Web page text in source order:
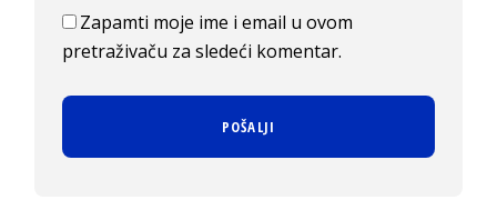
Zapamti moje ime i email u ovom
pretraživaču za sledeći komentar.